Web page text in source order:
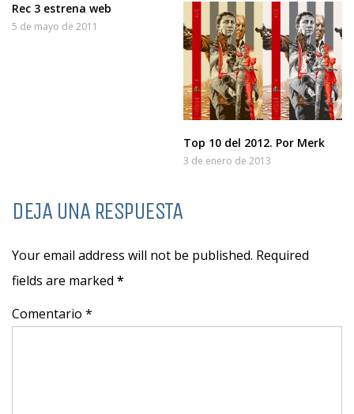
Rec 3 estrena web
5 de mayo de 2011
Top 10 del 2012. Por Merk
3 de enero de 2013
DEJA UNA RESPUESTA
Your email address will not be published. Required
fields are marked *
Comentario *